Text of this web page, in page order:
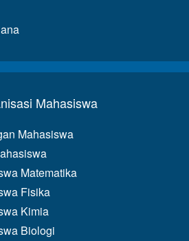
Mahasiswa
Mahasiswa
Matematika
Fisika
Kimia
Biologi